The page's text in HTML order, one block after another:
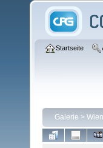
Startseite
Galerie >